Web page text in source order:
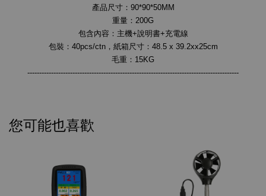
產品尺寸：90*90*50MM
重量：200G
包含內容：主機+說明書+充電線
包裝：40pcs/ctn，紙箱尺寸：48.5 x 39.2xx25cm
毛重：15KG
-----------------------------------------------------------------------------------------
您可能也喜歡